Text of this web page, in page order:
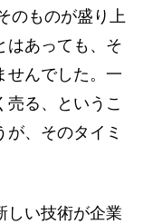
のものが盛り上
はあっても、そ
せんでした。一
る、というこ
、そのタイミ
い技術が企業